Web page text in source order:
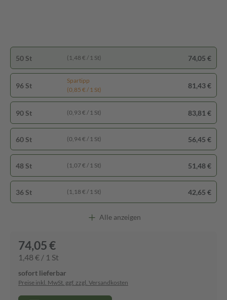
96 St
Spartipp
(0,85 € / 1 St)
81,43 €
90 St (0,93 € / 1 St) 83,81 €
60 St (0,94 € / 1 St) 56,45 €
50 St (1,48 € / 1 St) 74,05 €
48 St (1,07 € / 1 St) 51,48 €
36 St (1,18 € / 1 St) 42,65 €
Alle anzeigen
74,05 €
1,48 € / 1 St
sofort lieferbar
Preise inkl. MwSt. ggf. zzgl. Versandkosten